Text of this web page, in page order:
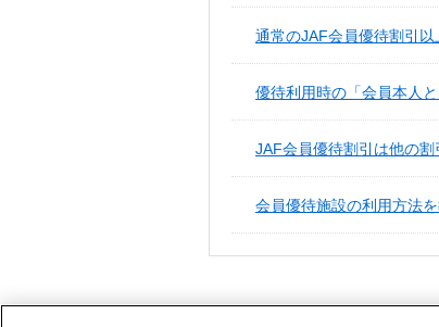
通常のJAF会員優待割引以
優待利用時の「会員本人
JAF会員優待割引は他の割
会員優待施設の利用方法を